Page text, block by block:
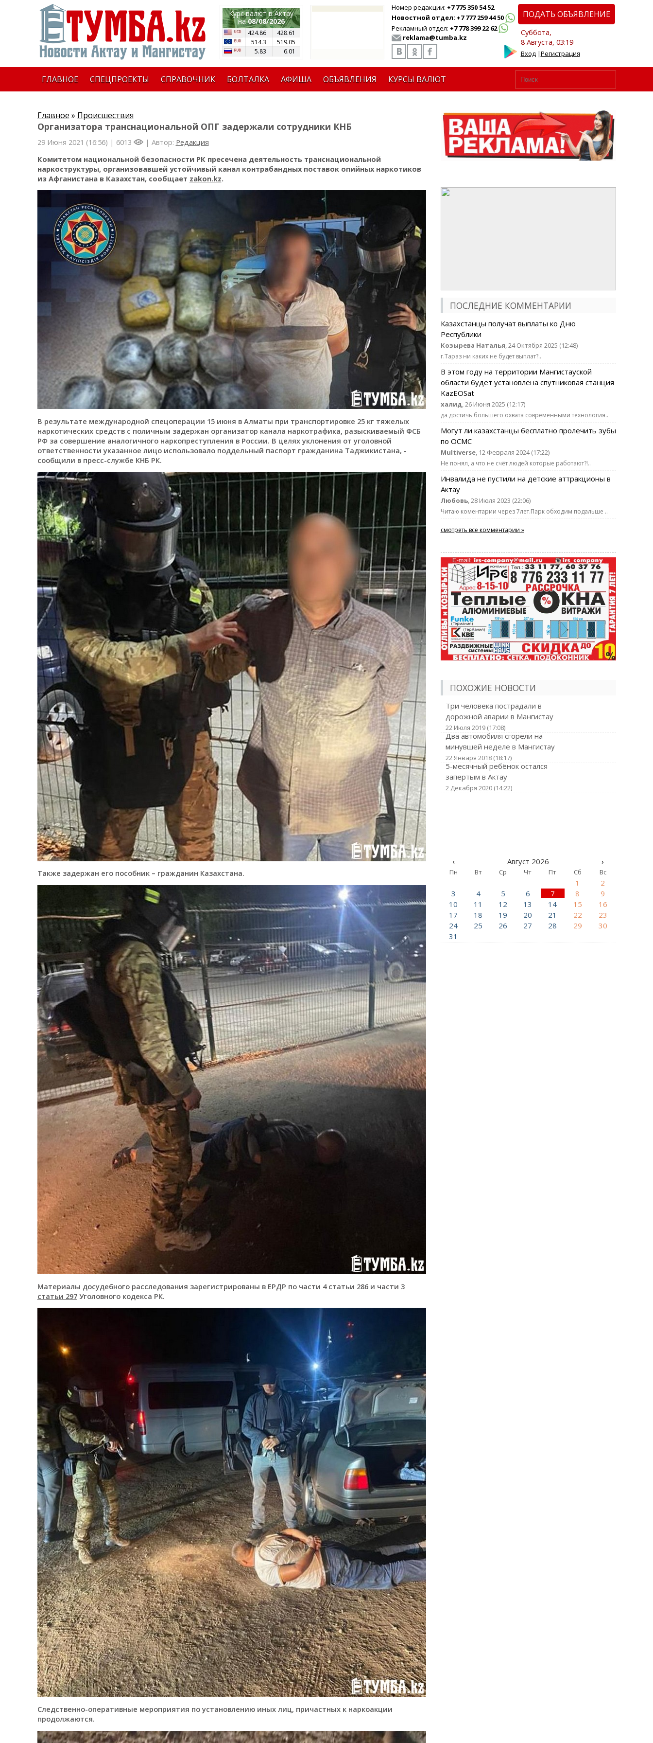
Курс валют в Актау
на08/08/2026
424.86
428.61
514.3
519.05
5.83
6.01
Номер редакции: +7 775 350 54 52
Новостной отдел: +7 777 259 44 50
Рекламный отдел: +7 778 399 22 62
reklama@tumba.kz
ПОДАТЬ ОБЪЯВЛЕНИЕ
Суббота,
8 Августа, 03:19
Вход|Регистрация
ГЛАВНОЕ СПЕЦПРОЕКТЫ СПРАВОЧНИК БОЛТАЛКА АФИША ОБЪЯВЛЕНИЯ КУРСЫ ВАЛЮТ
Главное » Происшествия
Организатора транснациональной ОПГ задержали сотрудники КНБ
29 Июня 2021 (16:56) | 6013 | Автор: Редакция
Комитетом национальной безопасности РК пресечена деятельность транснациональной
наркоструктуры, организовавшей устойчивый канал контрабандных поставок опийных наркотиков
из Афганистана в Казахстан, сообщает zakon.kz.
В результате международной спецоперации 15 июня в Алматы при транспортировке 25 кг тяжелых
наркотических средств с поличным задержан организатор канала наркотрафика, разыскиваемый ФСБ
РФ за совершение аналогичного наркопреступления в России. В целях уклонения от уголовной
ответственности указанное лицо использовало поддельный паспорт гражданина Таджикистана, -
сообщили в пресс-службе КНБ РК.
Также задержан его пособник – гражданин Казахстана.
Материалы досудебного расследования зарегистрированы в ЕРДР по части 4 статьи 286и части 3
статьи 297Уголовного кодекса РК.
Следственно-оперативные мероприятия по установлению иных лиц, причастных к наркоакции
продолжаются.
ПОСЛЕДНИЕ КОММЕНТАРИИ
Казахстанцы получат выплаты ко Дню
Республики
Козырева Наталья, 24 Октября 2025 (12:48)
г.Тараз ни каких не будет выплат?..
В этом году на территории Мангистауской
области будет установлена спутниковая станция
KazEOSat
халид, 26 Июня 2025 (12:17)
да достичь большего охвата современными технология..
Могут ли казахстанцы бесплатно пролечить зубы
по ОСМС
Multiverse, 12 Февраля 2024 (17:22)
Не понял, а что не счёт людей которые работают?!..
Инвалида не пустили на детские аттракционы в
Актау
Любовь, 28 Июля 2023 (22:06)
Читаю коментарии через 7лет.Парк обходим подальше ..
смотреть все комментарии »
ПОХОЖИЕ НОВОСТИ
Три человека пострадали в
дорожной аварии в Мангистау
22 Июля 2019 (17:08)
Два автомобиля сгорели на
минувшей неделе в Мангистау
22 Января 2018 (18:17)
5-месячный ребёнок остался
запертым в Актау
2 Декабря 2020 (14:22)
‹ Август 2026 ›
Пн Вт Ср Чт Пт Сб Вс
1
2
3
4 5 6 7 8
9
10
11 12 13 14 15
16
17
18 19 20 21 22
23
24
25 26 27 28 29
30
31